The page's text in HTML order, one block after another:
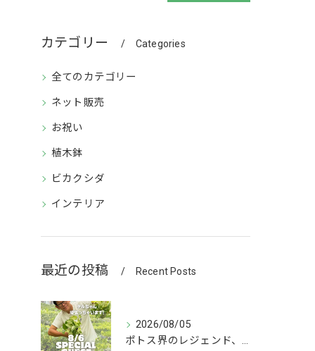
カテゴリー Categories
全てのカテゴリー
ネット販売
お祝い
植木鉢
ビカクシダ
インテリア
最近の投稿 Recent Posts
2026/08/05
ポトス界のレジェンド、COME BACK!!!